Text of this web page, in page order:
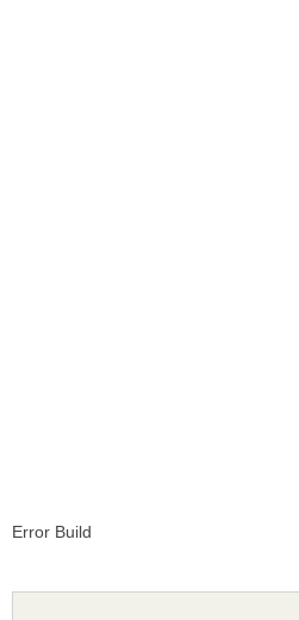
Error Build